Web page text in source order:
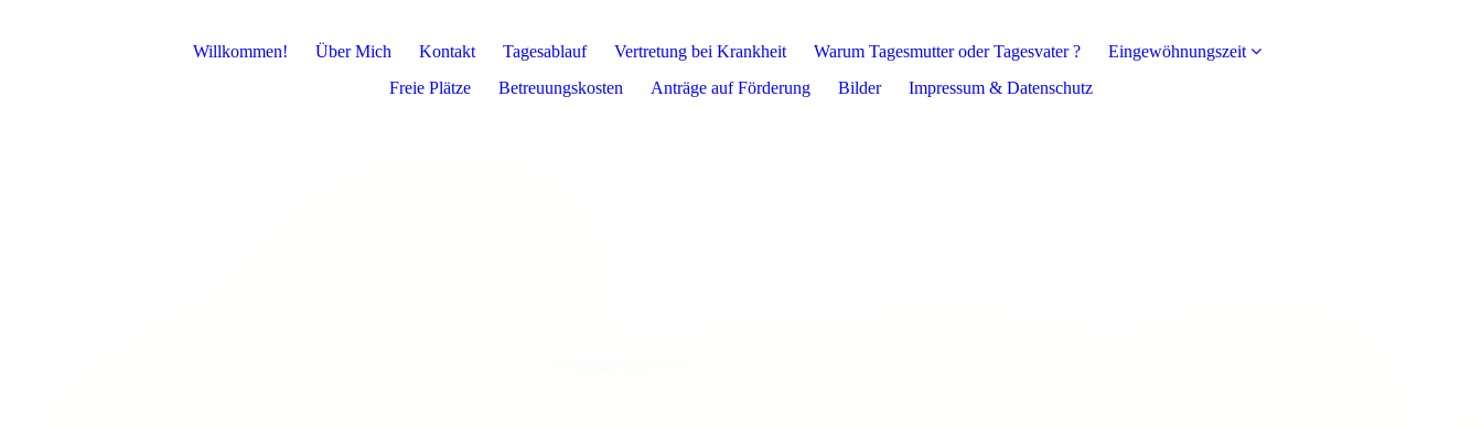
Willkommen! Über Mich Kontakt Tagesablauf Vertretung bei Krankheit Warum Tagesmutter oder Tagesvater ?
Eingewöhnungszeit
Freie Plätze
Betreuungskosten Anträge auf Förderung Bilder Impressum & Datenschutz